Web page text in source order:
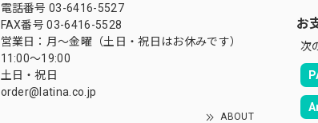
電話番号 03-6416-5527
FAX番号 03-6416-5528
営業日：月〜金曜（土日・祝日はお休みです）
11:00〜19:00
土日・祝日
order@latina.co.jp
ABOUT
お
次